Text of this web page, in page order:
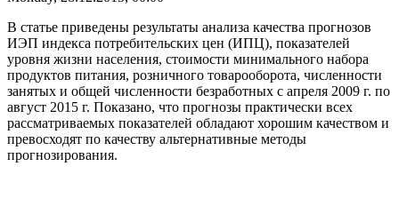
В статье приведены результаты анализа качества прогнозов
ИЭП индекса потребительских цен (ИПЦ), показателей
уровня жизни населения, стоимости минимального набора
продуктов питания, розничного товарооборота, численности
занятых и общей численности безработных с апреля 2009 г. по
август 2015 г. Показано, что прогнозы практически всех
рассматриваемых показателей обладают хорошим качеством и
превосходят по качеству альтернативные методы
прогнозирования.